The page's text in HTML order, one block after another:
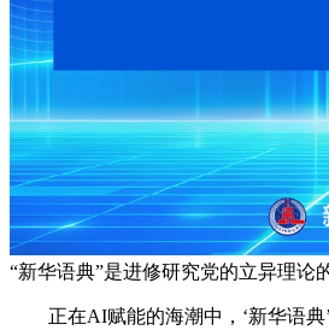
“新华语典”是进修研究党的立异理论
正在AI赋能的海潮中，‘新华语典